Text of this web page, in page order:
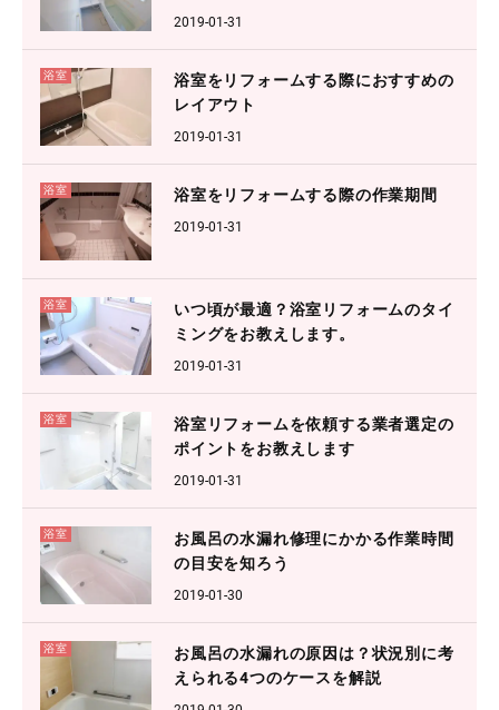
2019-01-31
浴室
浴室をリフォームする際におすすめの
レイアウト
2019-01-31
浴室 浴室をリフォームする際の作業期間
2019-01-31
浴室
いつ頃が最適？浴室リフォームのタイ
ミングをお教えします。
2019-01-31
浴室
浴室リフォームを依頼する業者選定の
ポイントをお教えします
2019-01-31
浴室
お風呂の水漏れ修理にかかる作業時間
の目安を知ろう
2019-01-30
浴室
お風呂の水漏れの原因は？状況別に考
えられる4つのケースを解説